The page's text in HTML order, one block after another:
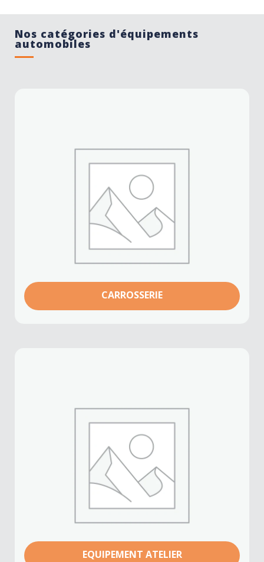
Nos catégories d'équipements
automobiles
CARROSSERIE
EQUIPEMENT ATELIER